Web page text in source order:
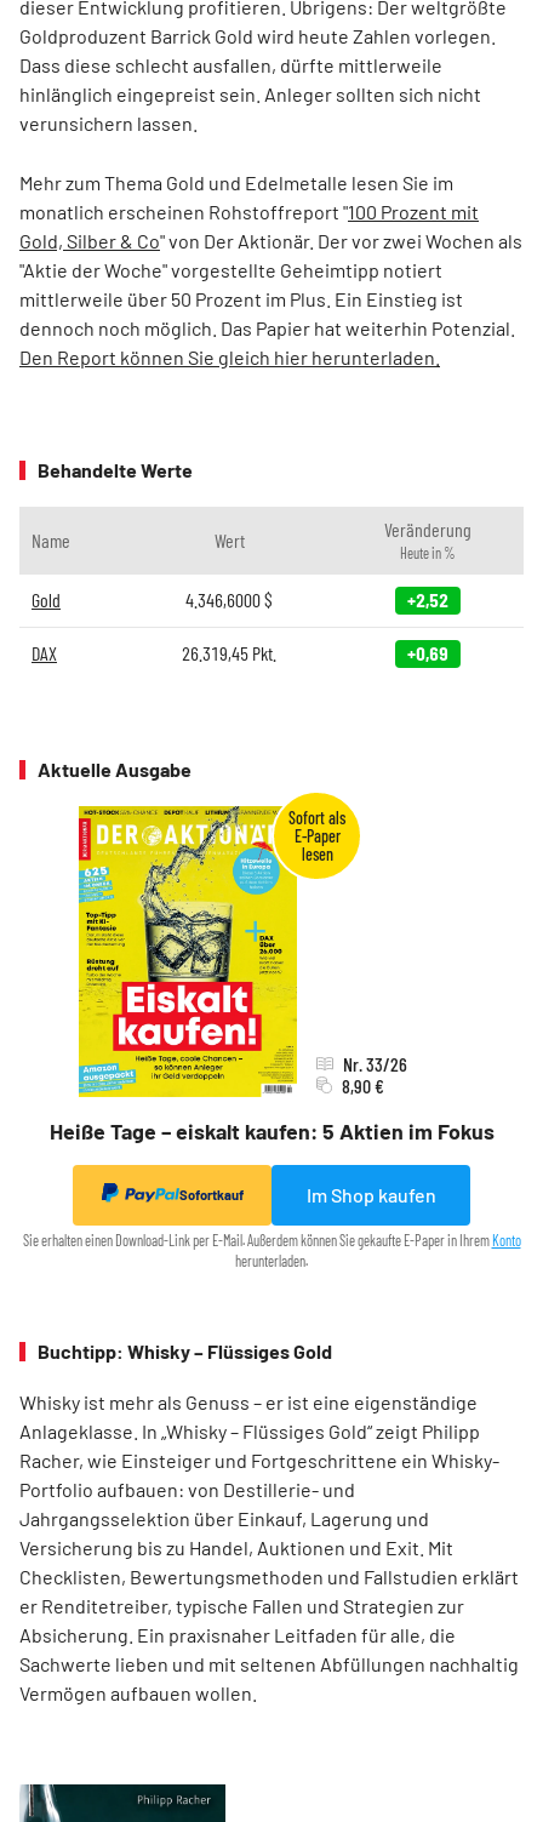
dieser Entwicklung profitieren. Übrigens: Der weltgrößte
Goldproduzent Barrick Gold wird heute Zahlen vorlegen.
Dass diese schlecht ausfallen, dürfte mittlerweile
hinlänglich eingepreist sein. Anleger sollten sich nicht
verunsichern lassen.
Mehr zum Thema Gold und Edelmetalle lesen Sie im
monatlich erscheinen Rohstoffreport "100 Prozent mit
Gold, Silber & Co" von Der Aktionär. Der vor zwei Wochen als
"Aktie der Woche" vorgestellte Geheimtipp notiert
mittlerweile über 50 Prozent im Plus. Ein Einstieg ist
dennoch noch möglich. Das Papier hat weiterhin Potenzial.
Den Report können Sie gleich hier herunterladen.
Behandelte Werte
Name Wert Veränderung
Heute in %
Gold 4.346,6000$ +2,52
DAX 26.319,45 Pkt. +0,69
Aktuelle Ausgabe
Heiße Tage – eiskalt kaufen: 5 Aktien im Fokus
Nr. 33/26
8,90 €
Sofortkauf Im Shop kaufen
Sie erhalten einen Download-Link per E-Mail. Außerdem können Sie gekaufte E-Paper in Ihrem Konto
herunterladen.
Buchtipp: Whisky – Flüssiges Gold
Whisky ist mehr als Genuss – er ist eine eigenständige
Anlageklasse. In „Whisky – Flüssiges Gold“ zeigt Philipp
Racher, wie Einsteiger und Fortgeschrittene ein Whisky-
Portfolio aufbauen: von Destillerie- und
Jahrgangsselektion über Einkauf, Lagerung und
Versicherung bis zu Handel, Auktionen und Exit. Mit
Checklisten, Bewertungsmethoden und Fallstudien erklärt
er Renditetreiber, typische Fallen und Strategien zur
Absicherung. Ein praxisnaher Leitfaden für alle, die
Sachwerte lieben und mit seltenen Abfüllungen nachhaltig
Vermögen aufbauen wollen.